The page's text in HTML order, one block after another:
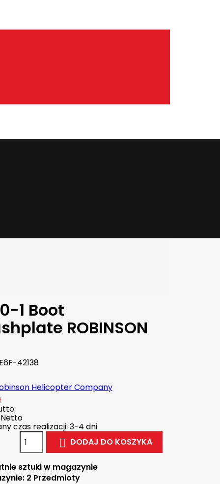
1 Boot
ROBINSON
42138
Helicopter Company
Netto
czas realizacji: 3-4 dni
 DODAJ DO KOSZYKA
sztuki w magazynie
2 Przedmioty